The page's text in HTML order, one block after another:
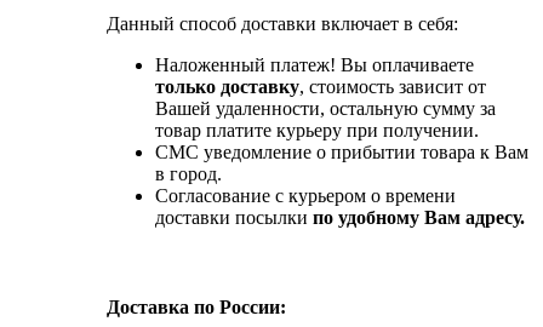
Данный способ доставки включает в себя:
Наложенный платеж! Вы оплачиваете
только доставку, стоимость зависит от
Вашей удаленности, остальную сумму за
товар платите курьеру при получении.
СМС уведомление о прибытии товара к Вам
в город.
Согласование с курьером о времени
доставки посылки по удобному Вам адресу.
Доставка по России: